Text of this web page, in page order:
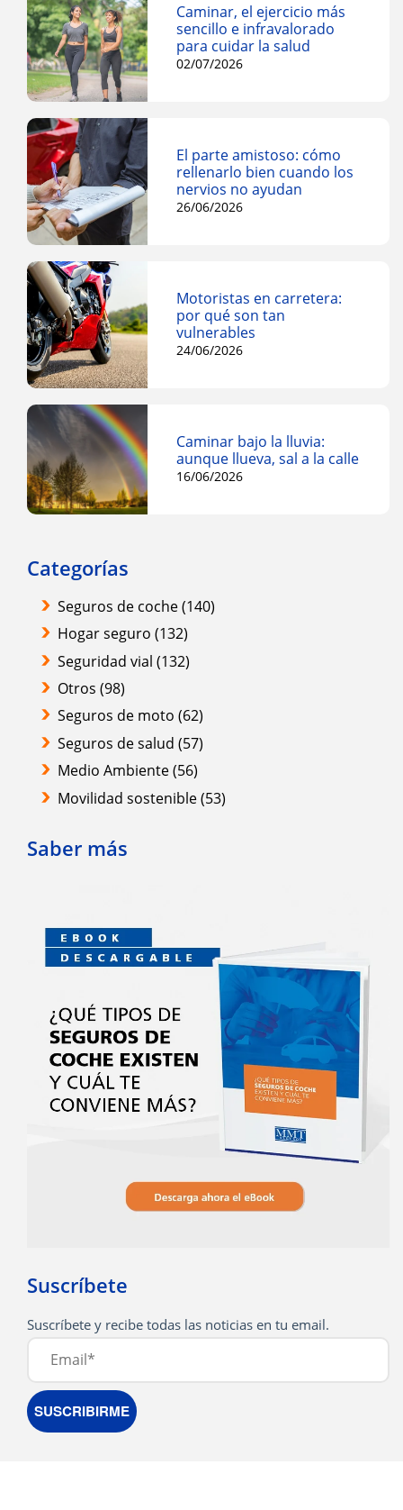
Caminar, el ejercicio más
sencillo e infravalorado
para cuidar la salud
02/07/2026
El parte amistoso: cómo
rellenarlo bien cuando los
nervios no ayudan
26/06/2026
Motoristas en carretera:
por qué son tan
vulnerables
24/06/2026
Caminar bajo la lluvia:
aunque llueva, sal a la calle
16/06/2026
Categorías
Seguros de coche(140)
Hogar seguro (132)
Seguridad vial (132)
Otros (98)
Seguros de moto (62)
Seguros de salud (57)
Medio Ambiente(56)
Movilidad sostenible(53)
Saber más
Suscríbete